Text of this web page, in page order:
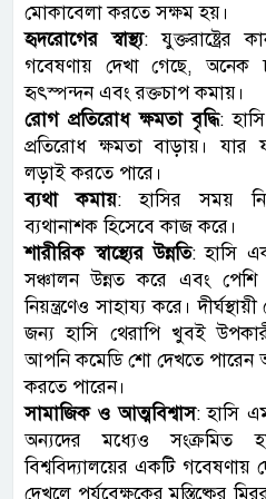
মোকাবেলা করতে সক্ষম হয়।
হৃদরোগের স্বাস্থ্য: যুক্তরাষ্ট্রের
গবেষণায় দেখা গেছে, অনেক
হৃৎস্পন্দন এবং রক্তচাপ কমায়।
রোগ প্রতিরোধ ক্ষমতা বৃদ্ধি:
প্রতিরোধ ক্ষমতা বাড়ায়। যার
লড়াই করতে পারে।
ব্যথা কমায়: হাসির সময়
ব্যথানাশক হিসেবে কাজ করে।
শারীরিক স্বাস্থ্যের উন্নতি: হাসি
সঞ্চালন উন্নত করে এবং পেশি
নিয়ন্ত্রণেও সাহায্য করে।
জন্য হাসি থেরাপি খুবই
আপনি কমেডি শো দেখতে পারেন
করতে পারেন।
সামাজিক ও আত্মবিশ্বাস: হাসি
অন্যদের মধ্যেও
বিশ্ববিদ্যালয়ের একটি